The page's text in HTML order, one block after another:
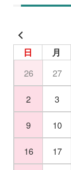
日 月
26
27
2 3
9 10
16 17